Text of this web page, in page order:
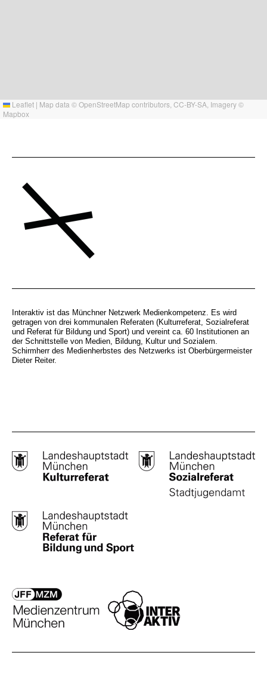
Leaflet | Map data ©OpenStreetMap contributors, CC-BY-SA , Imagery ©
Mapbox
Interaktiv ist das Münchner Netzwerk Medienkompetenz. Es wird
getragen von drei kommunalen Referaten (Kulturreferat, Sozialreferat
und Referat für Bildung und Sport) und vereint ca. 60 Institutionen an
der Schnittstelle von Medien, Bildung, Kultur und Sozialem.
Schirmherr des Medienherbstes des Netzwerks ist Oberbürgermeister
Dieter Reiter.